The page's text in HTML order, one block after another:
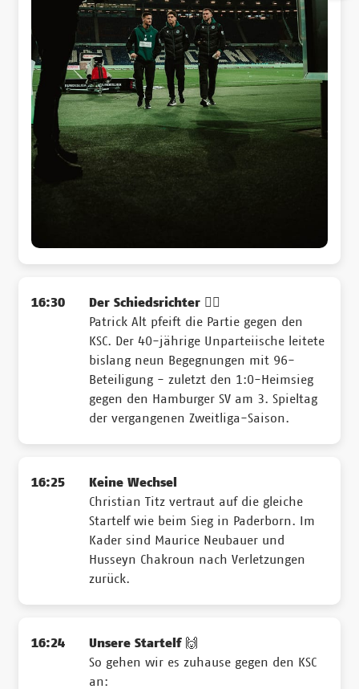
16:30
Der Schiedsrichter 👨‍✈️
Patrick Alt pfeift die Partie gegen den
KSC. Der 40-jährige Unparteiische leitete
bislang neun Begegnungen mit 96-
Beteiligung - zuletzt den 1:0-Heimsieg
gegen den Hamburger SV am 3. Spieltag
der vergangenen Zweitliga-Saison.
16:25
Keine Wechsel
Christian Titz vertraut auf die gleiche
Startelf wie beim Sieg in Paderborn. Im
Kader sind Maurice Neubauer und
Husseyn Chakroun nach Verletzungen
zurück.
16:24
Unsere Startelf 🙌
So gehen wir es zuhause gegen den KSC
an: